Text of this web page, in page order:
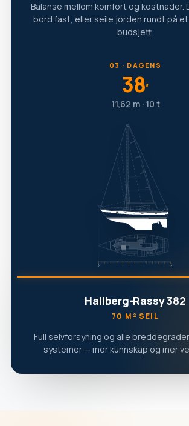
Balanse mellom komfort og kostnader.
bord fast, eller seile jorden rundt på
budsjett.
03 · DAGENS
38′
11,62 m · 10 t
Hallberg-Rassy 382
70 M² SEIL
Full selvforsyning og alle
systemer — mer kunnskap og mer